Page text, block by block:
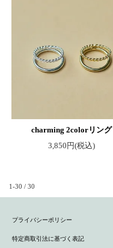
charming 2colorリング
3,850円(税込)
1-30 / 30
プライバシーポリシー
特定商取引法に基づく表記